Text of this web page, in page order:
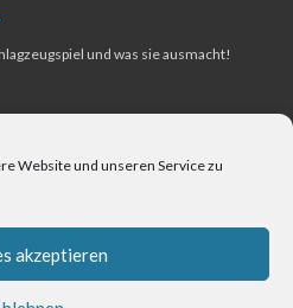
Website und unseren Service zu
akzeptieren
und was sie ausmacht!
Berlin-Bangkok